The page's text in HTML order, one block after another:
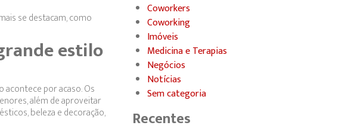
se destacam, como
estilo
acontece por acaso. Os
além de aproveitar
beleza e decoração,
Coworkers
Coworking
Imóveis
Medicina e Terapias
Negócios
Notícias
Sem categoria
Recentes